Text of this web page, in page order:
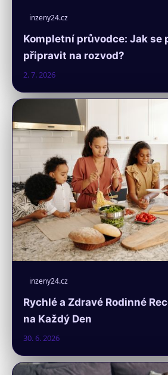
inzeny24.cz
Kompletní průvodce: Jak se
připravit na rozvod?
2. 7. 2026
inzeny24.cz
Rychlé a Zdravé Rodinné
na Každý Den
30. 6. 2026